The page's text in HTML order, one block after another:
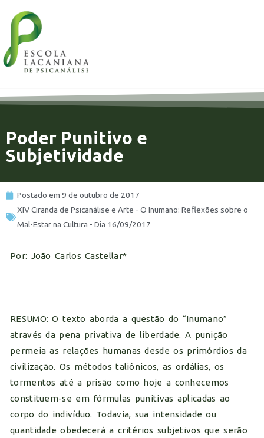
Poder Punitivo e
Subjetividade
Postado em 9 de outubro de 2017
XIV Ciranda de Psicanálise e Arte - O Inumano: Reflexões sobre o
Mal-Estar na Cultura - Dia 16/09/2017
Por: João Carlos Castellar*
RESUMO: O texto aborda a questão do “Inumano”
através da pena privativa de liberdade. A punição
permeia as relações humanas desde os primórdios da
civilização. Os métodos taliônicos, as ordálias, os
tormentos até a prisão como hoje a conhecemos
constituem-se em fórmulas punitivas aplicadas ao
corpo do indivíduo. Todavia, sua intensidade ou
quantidade obedecerá a critérios subjetivos que serão